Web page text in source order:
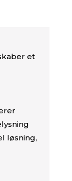
et
løsning,